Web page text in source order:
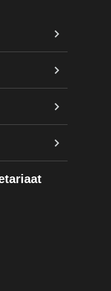
(opent in nieuw